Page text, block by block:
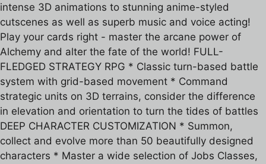
intense 3D animations to stunning anime-styled
cutscenes as well as superb music and voice acting!
Play your cards right - master the arcane power of
Alchemy and alter the fate of the world! FULL-
FLEDGED STRATEGY RPG * Classic turn-based battle
system with grid-based movement * Command
strategic units on 3D terrains, consider the difference
in elevation and orientation to turn the tides of battles
DEEP CHARACTER CUSTOMIZATION * Summon,
collect and evolve more than 50 beautifully designed
characters * Master a wide selection of Jobs Classes,